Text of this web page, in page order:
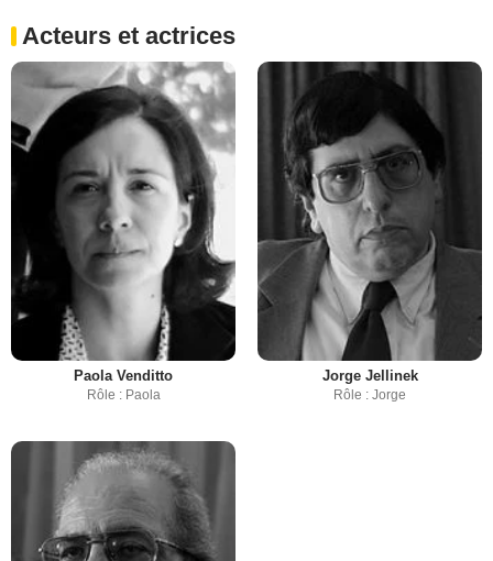
Acteurs et actrices
Paola Venditto
Rôle : Paola
Jorge Jellinek
Rôle : Jorge